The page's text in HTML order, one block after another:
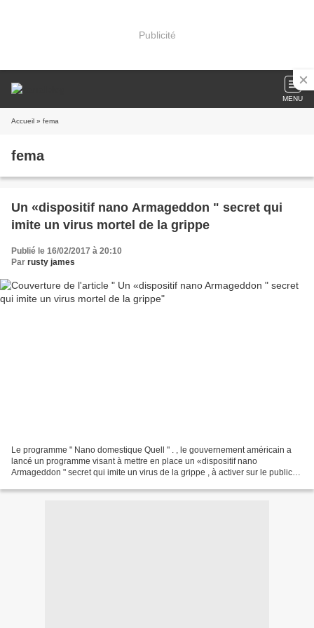
Publicité
MENU
Accueil » fema
fema
Un «dispositif nano Armageddon " secret qui
imite un virus mortel de la grippe
Publié le 16/02/2017 à 20:10
Par rusty james
Le programme " Nano domestique Quell " . , le gouvernement américain a
lancé un programme visant à mettre en place un «dispositif nano
Armageddon " secret qui imite un virus de la grippe , à activer sur le public